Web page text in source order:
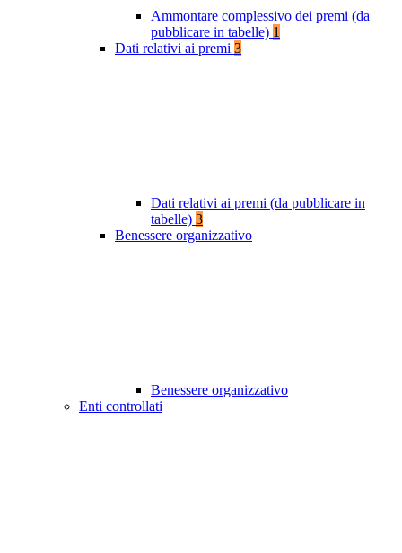
Ammontare complessivo dei premi (da
pubblicare in tabelle) 1
Dati relativi ai premi 3
Dati relativi ai premi (da pubblicare in
tabelle) 3
Benessere organizzativo
Benessere organizzativo
Enti controllati